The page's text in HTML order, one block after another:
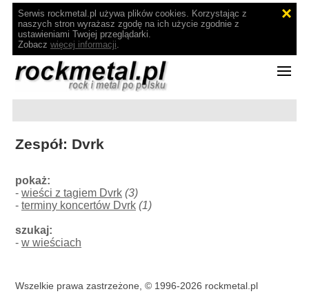
Serwis rockmetal.pl używa plików cookies. Korzystając z
naszych stron wyrażasz zgodę na ich użycie zgodnie z
ustawieniami Twojej przeglądarki.
Zobacz więcej informacji.
Zespół: Dvrk
pokaż:
-wieści z tagiem Dvrk (3)
-terminy koncertów Dvrk (1)
szukaj:
-w wieściach
Wszelkie prawa zastrzeżone, © 1996-2026 rockmetal.pl